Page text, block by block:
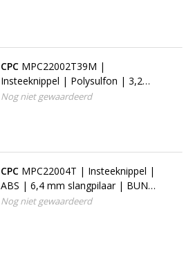
CPC MPC22002T39M |
Insteeknippel | Polysulfon | 3,2
mm slangpilaar | Silicone
Nog niet gewaardeerd
CPC MPC22004T | Insteeknippel |
ABS | 6,4 mm slangpilaar | BUNA-
N
Nog niet gewaardeerd